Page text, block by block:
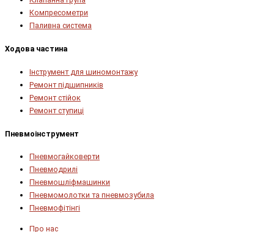
Компресометри
Паливна система
Ходова частина
Інструмент для шиномонтажу
Ремонт підшипників
Ремонт стійок
Ремонт ступиці
Пневмоінструмент
Пневмогайковерти
Пневмодрилі
Пневмошліфмашинки
Пневмомолотки та пневмозубила
Пневмофітінгі
Про нас